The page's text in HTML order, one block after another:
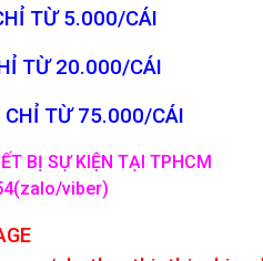
TỪ 5.000/CÁI
TỪ 20.000/CÁI
CHỈ TỪ 75.000/CÁI
BỊ SỰ KIỆN TẠI TPHCM
viber)